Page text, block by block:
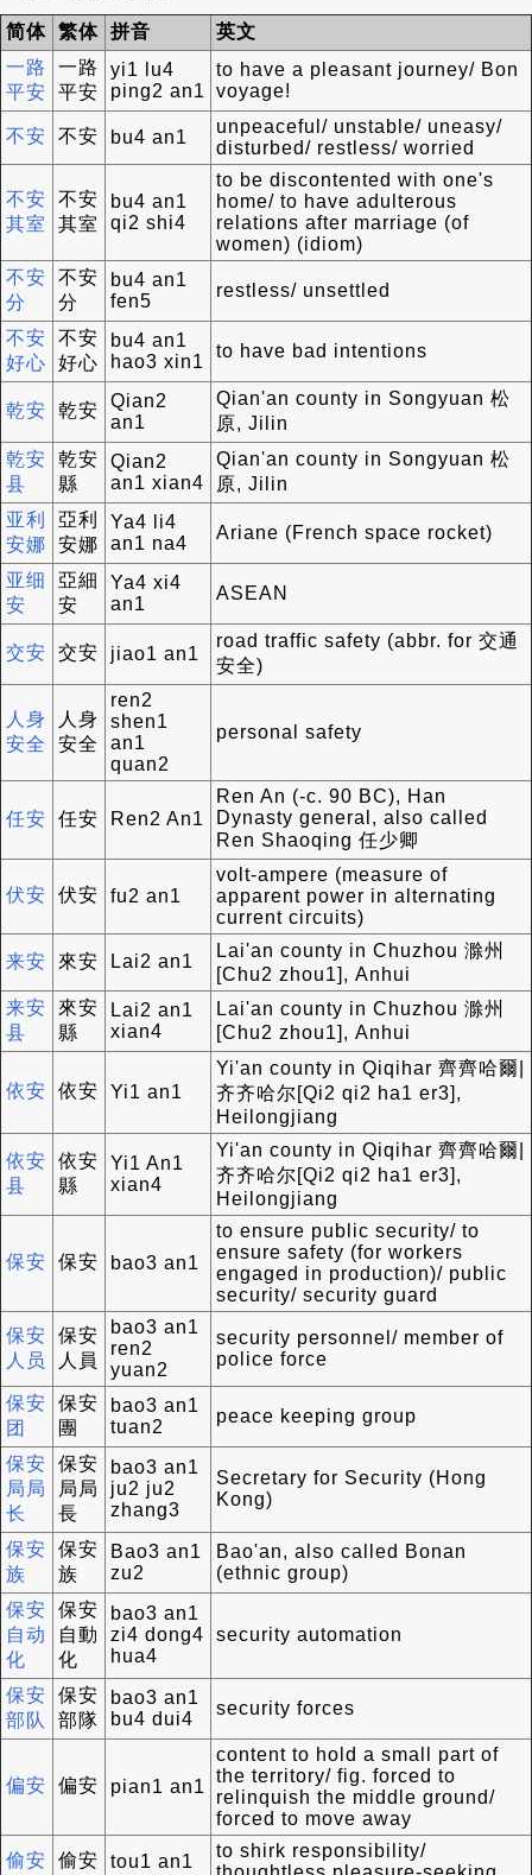
简体 繁体 拼音
英文
一路
平安
一路
平安
yi1 lu4
ping2 an1
to have a pleasant journey/ Bon
voyage!
不安 不安 bu4 an1
unpeaceful/ unstable/ uneasy/
disturbed/ restless/ worried
不安
其室
不安
其室
bu4 an1
qi2 shi4
to be discontented with one's
home/ to have adulterous
relations after marriage (of
women) (idiom)
不安
分
不安
分
bu4 an1
fen5
restless/ unsettled
不安
好心
不安
好心
bu4 an1
hao3 xin1
to have bad intentions
乾安 乾安
Qian2
an1
Qian'an county in Songyuan 松
原, Jilin
乾安
县
乾安
縣
Qian2
an1 xian4
Qian'an county in Songyuan 松
原, Jilin
亚利
安娜
亞利
安娜
Ya4 li4
an1 na4
Ariane (French space rocket)
亚细
安
亞細
安
Ya4 xi4
an1
ASEAN
交安 交安 jiao1 an1
road traffic safety (abbr. for 交通
安全)
人身
安全
人身
安全
ren2
shen1
an1
quan2
personal safety
任安 任安 Ren2 An1
Ren An (-c. 90 BC), Han
Dynasty general, also called
Ren Shaoqing 任少卿
伏安 伏安 fu2 an1
volt-ampere (measure of
apparent power in alternating
current circuits)
来安 來安 Lai2 an1
Lai'an county in Chuzhou 滁州
[Chu2 zhou1], Anhui
来安
县
來安
縣
Lai2 an1
xian4
Lai'an county in Chuzhou 滁州
[Chu2 zhou1], Anhui
依安 依安 Yi1 an1
Yi'an county in Qiqihar 齊齊哈爾|
齐齐哈尔[Qi2 qi2 ha1 er3],
Heilongjiang
依安
县
依安
縣
Yi1 An1
xian4
Yi'an county in Qiqihar 齊齊哈爾|
齐齐哈尔[Qi2 qi2 ha1 er3],
Heilongjiang
保安 保安 bao3 an1
to ensure public security/ to
ensure safety (for workers
engaged in production)/ public
security/ security guard
保安
人员
保安
人員
bao3 an1
ren2
yuan2
security personnel/ member of
police force
保安
团
保安
團
bao3 an1
tuan2
peace keeping group
保安
局局
长
保安
局局
長
bao3 an1
ju2 ju2
zhang3
Secretary for Security (Hong
Kong)
保安
族
保安
族
Bao3 an1
zu2
Bao'an, also called Bonan
(ethnic group)
保安
自动
化
保安
自動
化
bao3 an1
zi4 dong4
hua4
security automation
保安
部队
保安
部隊
bao3 an1
bu4 dui4
security forces
偏安 偏安 pian1 an1
content to hold a small part of
the territory/ fig. forced to
relinquish the middle ground/
forced to move away
偷安 偷安 tou1 an1
to shirk responsibility/